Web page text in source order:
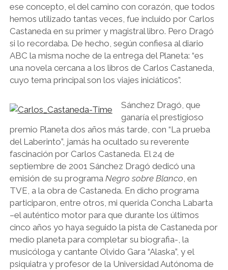
ese concepto, el del camino con corazón, que todos
hemos utilizado tantas veces, fue incluido por Carlos
Castaneda en su primer y magistral libro. Pero Dragó
si lo recordaba. De hecho, según confiesa al diario
ABC la misma noche de la entrega del Planeta: “es
una novela cercana a los libros de Carlos Castaneda,
cuyo tema principal son los viajes iniciáticos”.
Sánchez Dragó, que
ganaría el prestigioso
premio Planeta dos años más tarde, con “La prueba
del Laberinto”, jamás ha ocultado su reverente
fascinación por Carlos Castaneda. El 24 de
septiembre de 2001 Sánchez Dragó dedicó una
emisión de su programa Negro sobre Blanco, en
TVE, a la obra de Castaneda. En dicho programa
participaron, entre otros, mi querida Concha Labarta
–el auténtico motor para que durante los últimos
cinco años yo haya seguido la pista de Castaneda por
medio planeta para completar su biografia-, la
musicóloga y cantante Olvido Gara “Alaska”, y el
psiquiatra y profesor de la Universidad Autónoma de